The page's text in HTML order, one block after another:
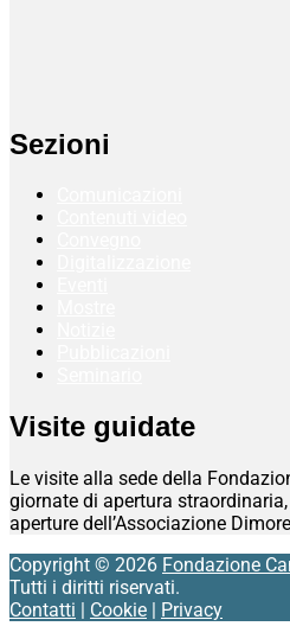
Sezioni
Visite guidate
Le visite alla sede della
giornate di apertura
aperture dell’Associazione
Copyright © 2026 Fondazione
Tutti i diritti riservati.
Contatti
Cookie
Privacy